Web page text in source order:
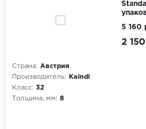
Страна: Австрия
Производитель:
Kaindl
Класс: 32
Толщина, мм: 8
2
5 160